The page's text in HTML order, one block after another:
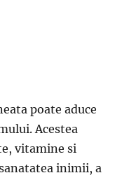
poate aduce
Acestea
vitamine si
inimii, a